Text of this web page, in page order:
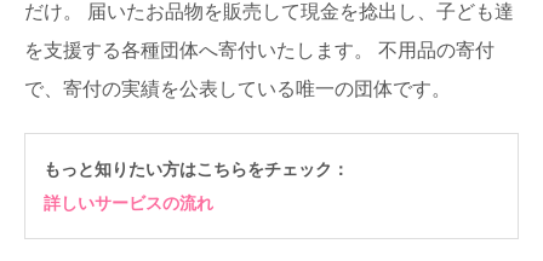
だけ。
届いたお品物を販売して現金を捻出し、子ども達
を支援する各種団体へ寄付いたします。
不用品の寄付
で、寄付の実績を公表している唯一の団体です。
もっと知りたい方はこちらをチェック：
詳しいサービスの流れ